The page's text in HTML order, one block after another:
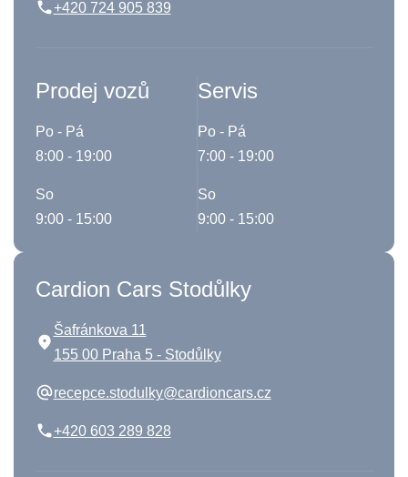
+420 724 905 839
Prodej vozů
Po - Pá
8:00 - 19:00
So
9:00 - 15:00
Servis
Po - Pá
7:00 - 19:00
So
9:00 - 15:00
Cardion Cars Stodůlky
Šafránkova 11
155 00 Praha 5 - Stodůlky
recepce.stodulky@cardioncars.cz
+420 603 289 828